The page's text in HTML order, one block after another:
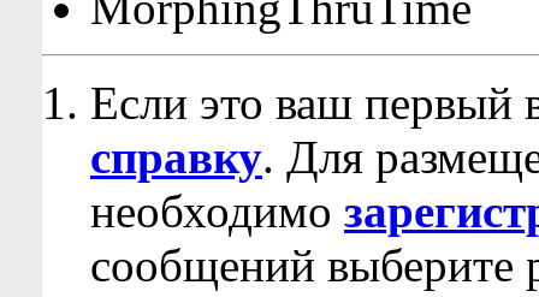
Если это ваш первый
справку. Для
необходимо
сообщений выберите